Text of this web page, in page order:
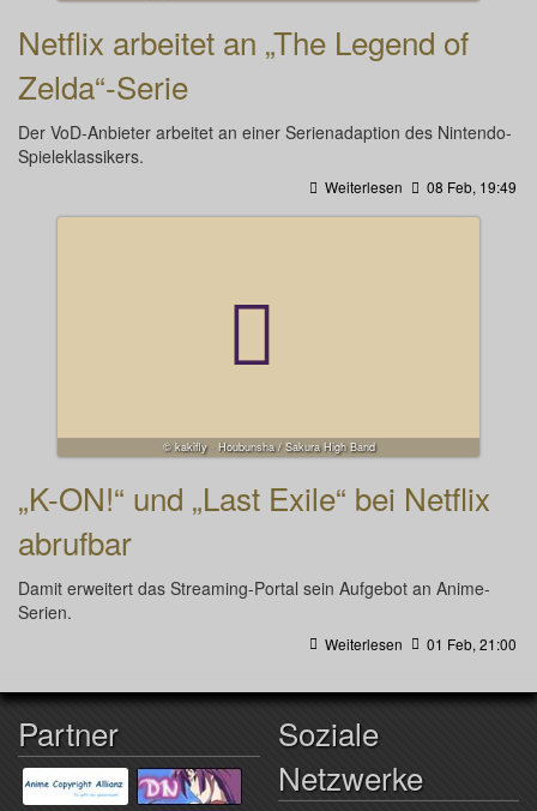
Netflix arbeitet an „The Legend of
Zelda“-Serie
Der VoD-Anbieter arbeitet an einer Serienadaption des Nintendo-
Spieleklassikers.
Weiterlesen 08 Feb, 19:49
© kakifly · Houbunsha / Sakura High Band
„K-ON!“ und „Last Exile“ bei Netflix
abrufbar
Damit erweitert das Streaming-Portal sein Aufgebot an Anime-
Serien.
Weiterlesen 01 Feb, 21:00
Partner
Soziale
Netzwerke